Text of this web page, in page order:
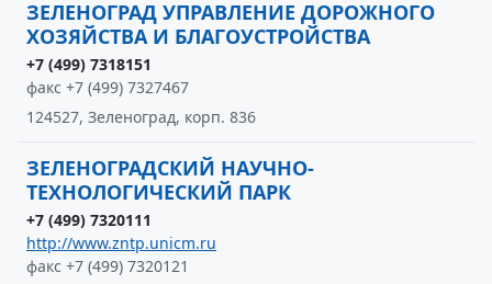
ЗЕЛЕНОГРАД УПРАВЛЕНИЕ ДОРОЖНОГО
ХОЗЯЙСТВА И БЛАГОУСТРОЙСТВА
+7 (499) 7318151
факс +7 (499) 7327467
124527, Зеленоград, корп. 836
ЗЕЛЕНОГРАДСКИЙ НАУЧНО-
ТЕХНОЛОГИЧЕСКИЙ ПАРК
+7 (499) 7320111
http://www.zntp.unicm.ru
факс +7 (499) 7320121